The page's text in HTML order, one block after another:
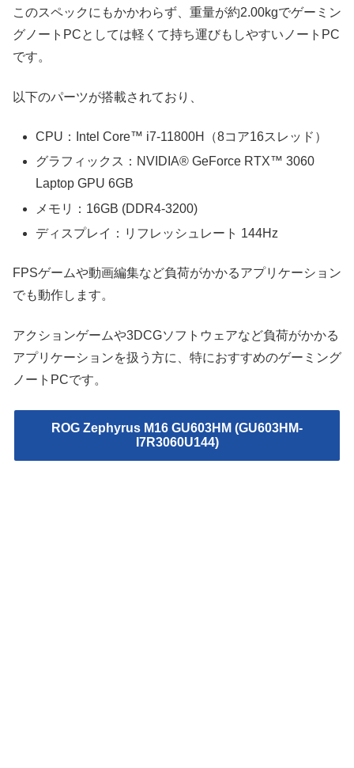
このスペックにもかかわらず、重量が約2.00kgでゲーミン
グノートPCとしては軽くて持ち運びもしやすいノートPC
です。
以下のパーツが搭載されており、
CPU：Intel Core™ i7-11800H（8コア16スレッド）
グラフィックス：NVIDIA® GeForce RTX™ 3060
Laptop GPU 6GB
メモリ：16GB (DDR4-3200)
ディスプレイ：リフレッシュレート 144Hz
FPSゲームや動画編集など負荷がかかるアプリケーション
でも動作します。
アクションゲームや3DCGソフトウェアなど負荷がかかる
アプリケーションを扱う方に、特におすすめのゲーミング
ノートPCです。
ROG Zephyrus M16 GU603HM (GU603HM-
I7R3060U144)